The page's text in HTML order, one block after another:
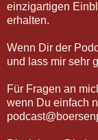
einzigartigen
erhalten.
Wenn Dir der
und lass mir sehr
Für Fragen an
wenn Du einfach